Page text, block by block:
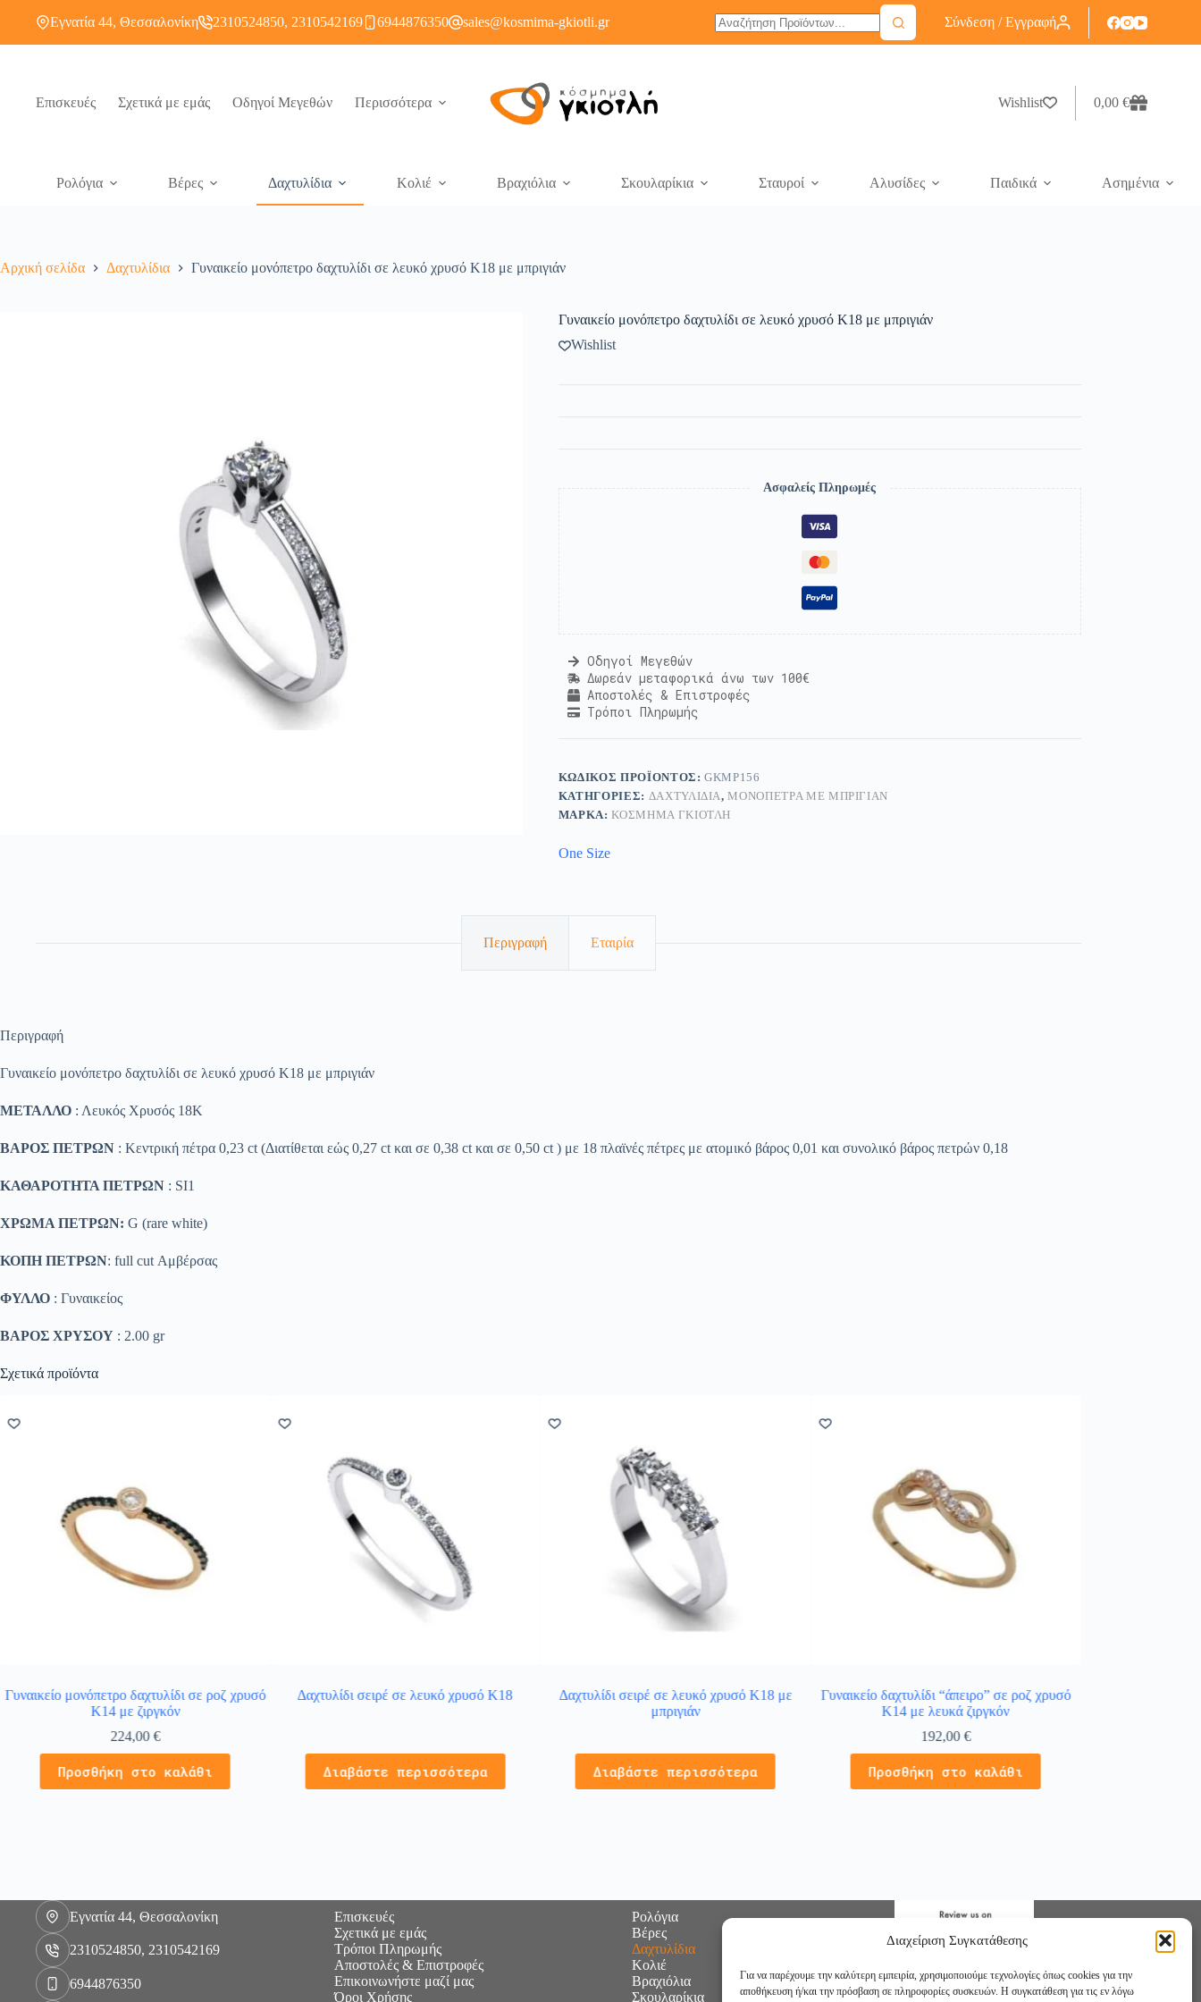
Διαχείριση Συγκατάθεσης
Για να παρέχουμε την καλύτερη εμπειρία, χρησιμοποιούμε τεχνολογίες όπως cookies για την
αποθήκευση ή/και την πρόσβαση σε πληροφορίες συσκευών. Η συγκατάθεση για τις εν λόγω
Εγνατία 44, Θεσσαλονίκη 2310524850, 2310542169 6944876350 sales@kosmima-gkiotli.gr Σύνδεση / Εγγραφή
Επισκευές Σχετικά με εμάς Οδηγοί Μεγεθών Περισσότερα Wishlist 0,00 €
Ρολόγια Βέρες Δαχτυλίδια Κολιέ Βραχιόλια Σκουλαρίκια Σταυροί Αλυσίδες Παιδικά Ασημένια
Αρχική σελίδα Δαχτυλίδια Γυναικείο μονόπετρο δαχτυλίδι σε λευκό χρυσό Κ18 με μπριγιάν
Γυναικείο μονόπετρο δαχτυλίδι σε λευκό χρυσό Κ18 με μπριγιάν
Wishlist
Ασφαλείς Πληρωμές
Οδηγοί Μεγεθών
Δωρεάν μεταφορικά άνω των 100€
Αποστολές & Επιστροφές
Τρόποι Πληρωμής
ΚΩΔΙΚΌΣ ΠΡΟΪΌΝΤΟΣ:GKMP156
ΚΑΤΗΓΟΡΊΕΣ: ΔΑΧΤΥΛΊΔΙΑ,ΜΟΝΌΠΕΤΡΑ ΜΕ ΜΠΡΙΓΙΆΝ
ΜΆΡΚΑ:ΚΟΣΜΗΜΑ ΓΚΙΟΤΛΗ
One Size
Περιγραφή Εταιρία
Περιγραφή
Γυναικείο μονόπετρο δαχτυλίδι σε λευκό χρυσό Κ18 με μπριγιάν
ΜΕΤΑΛΛΟ : Λευκός Χρυσός 18K
ΒΑΡΟΣ ΠΕΤΡΩΝ : Κεντρική πέτρα 0,23 ct (Διατίθεται εώς 0,27 ct και σε 0,38 ct και σε 0,50 ct ) με 18 πλαϊνές πέτρες με ατομικό βάρος 0,01 και συνολικό βάρος πετρών 0,18
ΚΑΘΑΡΟΤΗΤΑ ΠΕΤΡΩΝ : SΙ1
ΧΡΩΜΑ ΠΕΤΡΩΝ: G (rare white)
ΚΟΠΗ ΠΕΤΡΩΝ: full cut Αμβέρσας
ΦΥΛΛΟ : Γυναικείος
ΒΑΡΟΣ ΧΡΥΣΟΥ : 2.00 gr
Σχετικά προϊόντα
Γυναικείο μονόπετρο δαχτυλίδι σε ροζ χρυσό
Κ14 με ζιργκόν
224,00€
Προσθήκη στο καλάθι
Δαχτυλίδι σειρέ σε λευκό χρυσό Κ18
Διαβάστε περισσότερα
Δαχτυλίδι σειρέ σε λευκό χρυσό Κ18 με
μπριγιάν
Διαβάστε περισσότερα
Γυναικείο δαχτυλίδι “άπειρο” σε ροζ χρυσό
Κ14 με λευκά ζιργκόν
192,00€
Προσθήκη στο καλάθι
Εγνατία 44, Θεσσαλονίκη
2310524850, 2310542169
6944876350
Επισκευές
Σχετικά με εμάς
Τρόποι Πληρωμής
Αποστολές & Επιστροφές
Επικοινωνήστε μαζί μας
Όροι Χρήσης
Ρολόγια
Βέρες
Δαχτυλίδια
Κολιέ
Βραχιόλια
Σκουλαρίκια